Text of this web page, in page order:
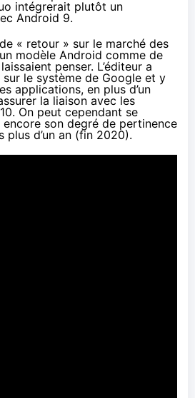
intégrerait plutôt un
Android 9.
« retour » sur le marché des
modèle Android comme de
penser. L’éditeur a
le système de Google et y
applications, en plus d’un
la liaison avec les
. On peut cependant se
son degré de pertinence
d’un an (fin 2020).